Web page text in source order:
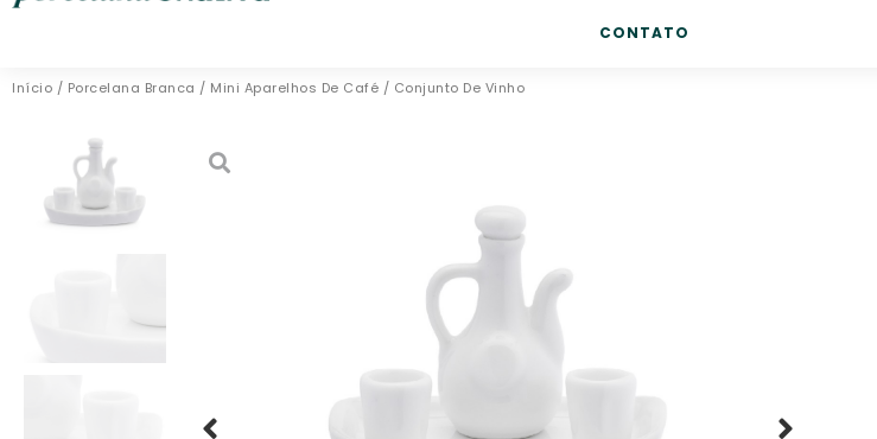
CONTATO
Início / Porcelana Branca / Mini Aparelhos De Café / Conjunto De Vinho